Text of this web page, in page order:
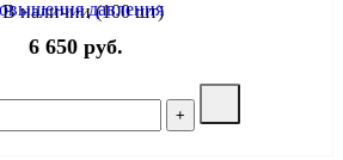
В наличии (100 шт)
6 650 руб.